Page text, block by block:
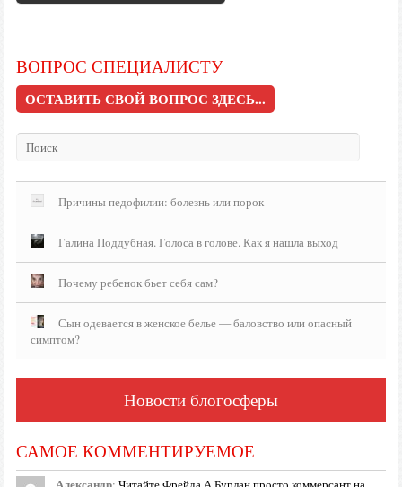
ВОПРОС СПЕЦИАЛИСТУ
ОСТАВИТЬ СВОЙ ВОПРОС ЗДЕСЬ...
Причины педофилии: болезнь или порок
Галина Поддубная. Голоса в голове. Как я нашла выход
Почему ребенок бьет себя сам?
Сын одевается в женское белье — баловство или опасный
симптом?
Новости блогосферы
САМОЕ КОММЕНТИРУЕМОЕ